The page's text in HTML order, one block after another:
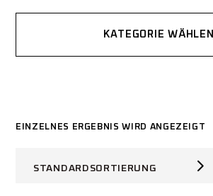
EINZELNES ERGEBNIS WIRD ANGEZEIGT
STANDARDSORTIERUNG
KATEGORIE WÄHLEN